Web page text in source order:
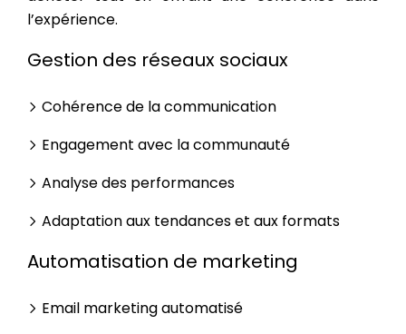
l’expérience.
Gestion des réseaux sociaux
Cohérence de la communication
Engagement avec la communauté
Analyse des performances
Adaptation aux tendances et aux formats
Automatisation de marketing
Email marketing automatisé